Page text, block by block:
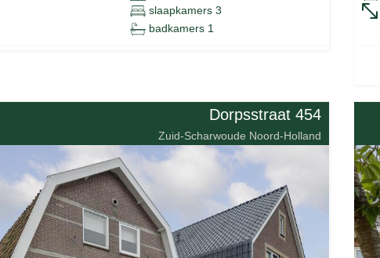
slaapkamers 3
badkamers 1
Dorpsstraat 454
Zuid-Scharwoude Noord-Holland